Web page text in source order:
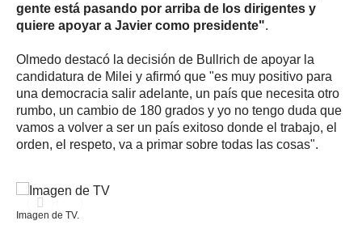
gente está pasando por arriba de los dirigentes y
quiere apoyar a Javier como presidente".
Olmedo destacó la decisión de Bullrich de apoyar la
candidatura de Milei y afirmó que "es muy positivo para
una democracia salir adelante, un país que necesita otro
rumbo, un cambio de 180 grados y yo no tengo duda que
vamos a volver a ser un país exitoso donde el trabajo, el
orden, el respeto, va a primar sobre todas las cosas".
Imagen de TV.